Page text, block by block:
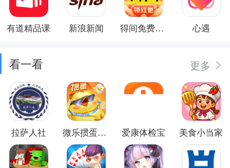
有道精品课 新浪新闻 得间免费小说 心遇
看一看 更多
拉萨人社 微乐掼蛋移动版 爱康体检宝 美食小当家